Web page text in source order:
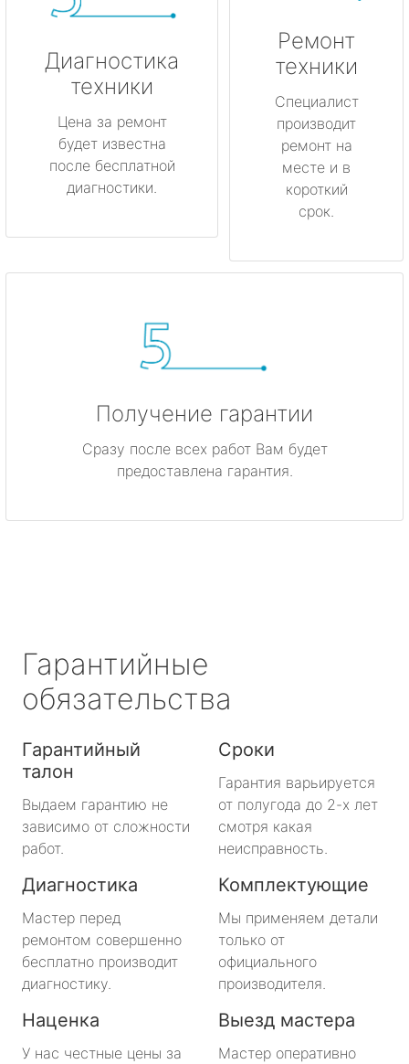
Диагностика
техники
Цена за ремонт
будет известна
после бесплатной
диагностики.
Ремонт
техники
Специалист
производит
ремонт на
месте и в
короткий
срок.
Получение гарантии
Сразу после всех работ Вам будет
предоставлена гарантия.
Гарантийные
обязательства
Гарантийный
талон
Выдаем гарантию не
зависимо от сложности
работ.
Сроки
Гарантия варьируется
от полугода до 2-х лет
смотря какая
неисправность.
Диагностика
Мастер перед
ремонтом совершенно
бесплатно производит
диагностику.
Комплектующие
Мы применяем детали
только от
официального
производителя.
Наценка
У нас честные цены за
Выезд мастера
Мастер оперативно